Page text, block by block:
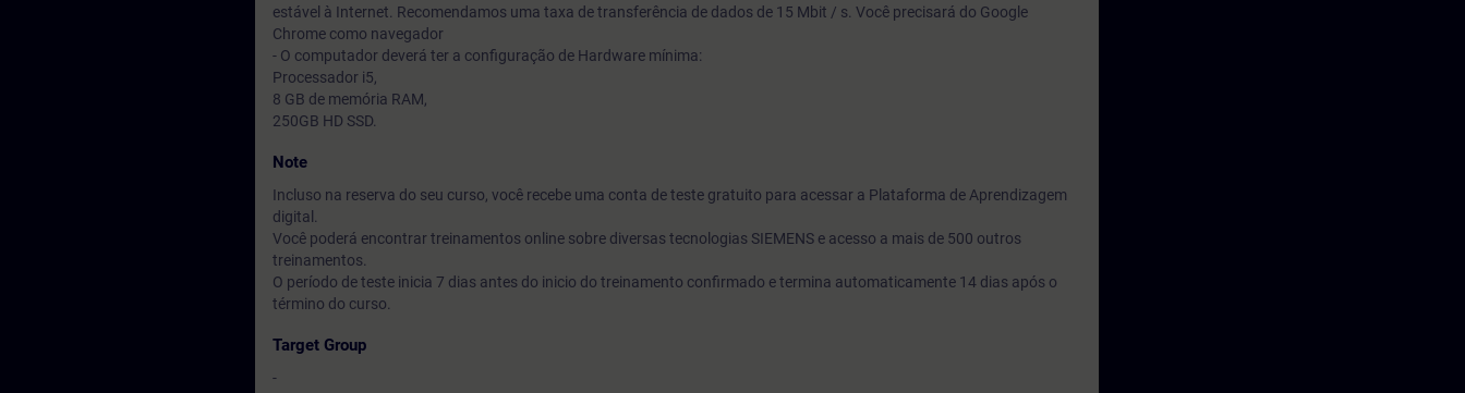
estável à Internet. Recomendamos uma taxa de transferência de dados de 15 Mbit / s. Você precisará do Google
Chrome como navegador
- O computador deverá ter a configuração de Hardware mínima:
Processador i5,
8 GB de memória RAM,
250GB HD SSD.
Note
Incluso na reserva do seu curso, você recebe uma conta de teste gratuito para acessar a Plataforma de Aprendizagem
digital.
Você poderá encontrar treinamentos online sobre diversas tecnologias SIEMENS e acesso a mais de 500 outros
treinamentos.
O período de teste inicia 7 dias antes do inicio do treinamento confirmado e termina automaticamente 14 dias após o
término do curso.
Target Group
-